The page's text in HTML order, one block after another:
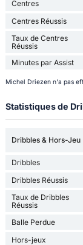
Centres
Centres Réussis
Taux de Centres
Réussis
Minutes par Assist
Michel Driezen n'a pas
Statistiques de
Dribbles & Hors-Jeu
Dribbles
Dribbles Réussis
Taux de Dribbles
Réussis
Balle Perdue
Hors-jeux